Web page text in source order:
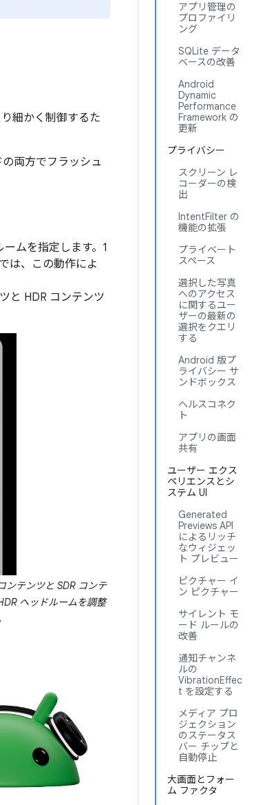
アプリ管理の
プロファイリ
ング
SQLite データ
ベースの改善
Android
Dynamic
Performance
Framework の
更新
プライバシー
スクリーン レ
コーダーの検
出
IntentFilter の
機能の拡張
プライベート
スペース
選択した写真
へのアクセス
に関するユー
ザーの最新の
選択をクエリ
する
Android 版プ
ライバシー サ
ンドボックス
ヘルスコネク
ト
アプリの画面
共有
ユーザー エクス
ペリエンスとシ
ステム UI
Generated
Previews API
によるリッチ
なウィジェッ
ト プレビュー
ピクチャー イ
ン ピクチャー
サイレント モ
ード ルールの
改善
通知チャンネ
ルの
VibrationEffec
t を設定する
メディア プロ
ジェクション
のステータス
バー チップと
自動停止
大画面とフォー
ム ファクタ
細かく制御するた
の両方でフラッシュ
ムを指定します。1
は、この動作によ
と HDR コンテンツ
ンテンツと SDR コンテ
ヘッドルームを調整